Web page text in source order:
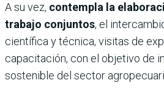
A su vez, contempla la
trabajo conjuntos, el
científica y técnica, visitas de
capacitación, con el objetivo de
sostenible del sector